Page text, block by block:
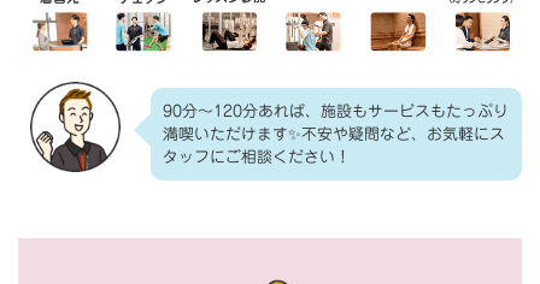
90分～120分あれば、施設もサービスもたっぷり
満喫いただけます✨不安や疑問など、お気軽にス
タッフにご相談ください！